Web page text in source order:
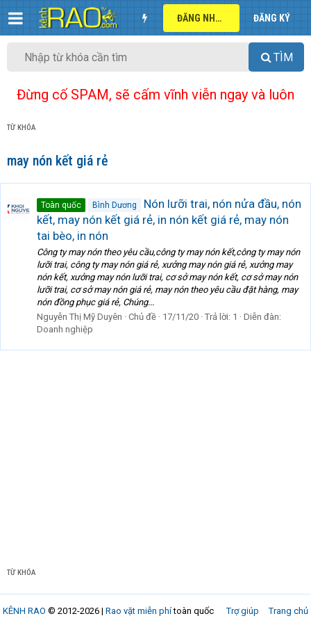
ĐĂNG NHẬP ĐĂNG KÝ
TÌM
Đừng cố SPAM, sẽ cấm vĩnh viễn ngay và luôn
TỪ KHÓA
may nón kết giá rẻ
Toàn quốc Bình Dương
Nón lưỡi trai, nón nửa đầu, nón
kết, may nón kết giá rẻ, in nón kết giá rẻ, may nón
tai bèo, in nón
Công ty may nón theo yêu cầu,công ty may nón kết,công ty may nón
lưỡi trai, công ty may nón giá rẻ, xưởng may nón giá rẻ, xưởng may
nón kết, xưởng may nón lưỡi trai, cơ sở may nón kết, cơ sở may nón
lưỡi trai, cơ sở may nón giá rẻ, may nón theo yêu cầu đặt hàng, may
nón đồng phục giá rẻ, Chúng...
Nguyễn Thị Mỹ Duyên
Chủ đề 17/11/20 Trả lời: 1
Diễn đàn:
Doanh nghiệp
TỪ KHÓA
Trợ giúp Trang chủ
KÊNH RAO © 2012-2026 | Rao vặt miễn phítoàn quốc